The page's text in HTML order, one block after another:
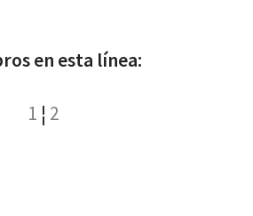
en esta línea:
1 ¦ 2